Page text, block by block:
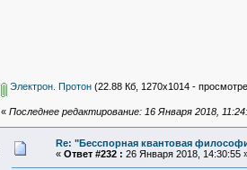
Электрон. Протон(22.88 Кб, 1270x1014 -
« Последнее редактирование: 16 Января 2018,
Re: "Бесспорная квантовая
« Ответ #232 : 26 Января 2018, 14:30:55